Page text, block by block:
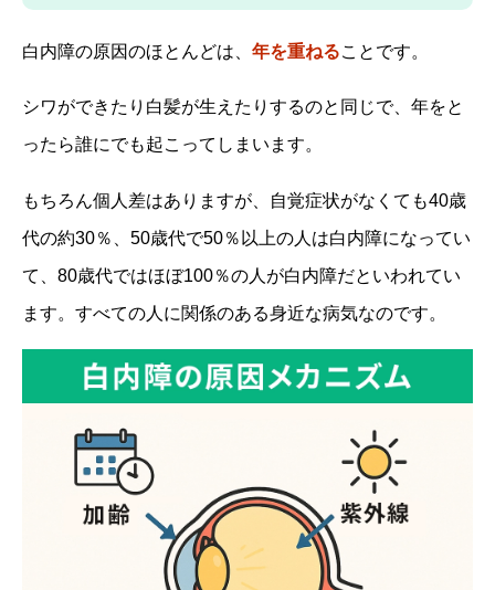
白内障の原因のほとんどは、 年を重ねることです。
シワができたり白髪が生えたりするのと同じで、年をと
ったら誰にでも起こってしまいます。
もちろん個人差はありますが、自覚症状がなくても40歳
代の約30％、50歳代で50％以上の人は白内障になってい
て、80歳代ではほぼ100％の人が白内障だといわれてい
ます。すべての人に関係のある身近な病気なのです。